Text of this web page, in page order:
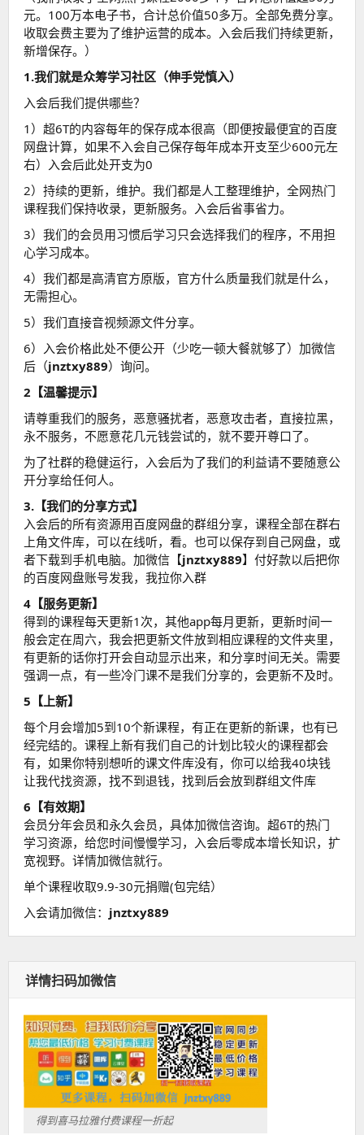
元。100万本电子书，合计总价值50多万。全部免费分享。
收取会费主要为了维护运营的成本。入会后我们持续更新，
新增保存。）
1.我们就是众筹学习社区（伸手党慎入）
入会后我们提供哪些？
1）超6T的内容每年的保存成本很高（即便按最便宜的百度
网盘计算，如果不入会自己保存每年成本开支至少600元左
右）入会后此处开支为0
2）持续的更新，维护。我们都是人工整理维护，全网热门
课程我们保持收录，更新服务。入会后省事省力。
3）我们的会员用习惯后学习只会选择我们的程序，不用担
心学习成本。
4）我们都是高清官方原版，官方什么质量我们就是什么，
无需担心。
5）我们直接音视频源文件分享。
6）入会价格此处不便公开（少吃一顿大餐就够了）加微信
后（jnztxy889）询问。
2【温馨提示】
请尊重我们的服务，恶意骚扰者，恶意攻击者，直接拉黑，
永不服务，不愿意花几元钱尝试的，就不要开尊口了。
为了社群的稳健运行，入会后为了我们的利益请不要随意公
开分享给任何人。
3.【我们的分享方式】
入会后的所有资源用百度网盘的群组分享，课程全部在群右
上角文件库，可以在线听，看。也可以保存到自己网盘，或
者下载到手机电脑。加微信【jnztxy889】付好款以后把你
的百度网盘账号发我，我拉你入群
4【服务更新】
得到的课程每天更新1次，其他app每月更新，更新时间一
般会定在周六，我会把更新文件放到相应课程的文件夹里，
有更新的话你打开会自动显示出来，和分享时间无关。需要
强调一点，有一些冷门课不是我们分享的，会更新不及时。
5【上新】
每个月会增加5到10个新课程，有正在更新的新课，也有已
经完结的。课程上新有我们自己的计划比较火的课程都会
有，如果你特别想听的课文件库没有，你可以给我40块钱
让我代找资源，找不到退钱，找到后会放到群组文件库
6【有效期】
会员分年会员和永久会员，具体加微信咨询。超6T的热门
学习资源，给您时间慢慢学习，入会后零成本增长知识，扩
宽视野。详情加微信就行。
单个课程收取9.9-30元捐赠(包完结）
入会请加微信： jnztxy889
详情扫码加微信
得到喜马拉雅付费课程一折起